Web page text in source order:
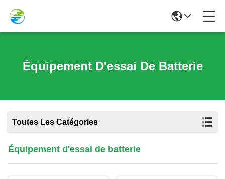
Équipement D'essai De Batterie
Toutes Les Catégories
Équipement d'essai de batterie